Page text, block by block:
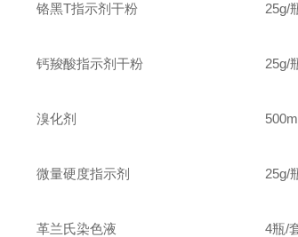
铬黑T指示剂干粉 25g/
钙羧酸指示剂干粉 25g/
溴化剂
微量硬度指示剂 25g/
革兰氏染色液 4瓶/